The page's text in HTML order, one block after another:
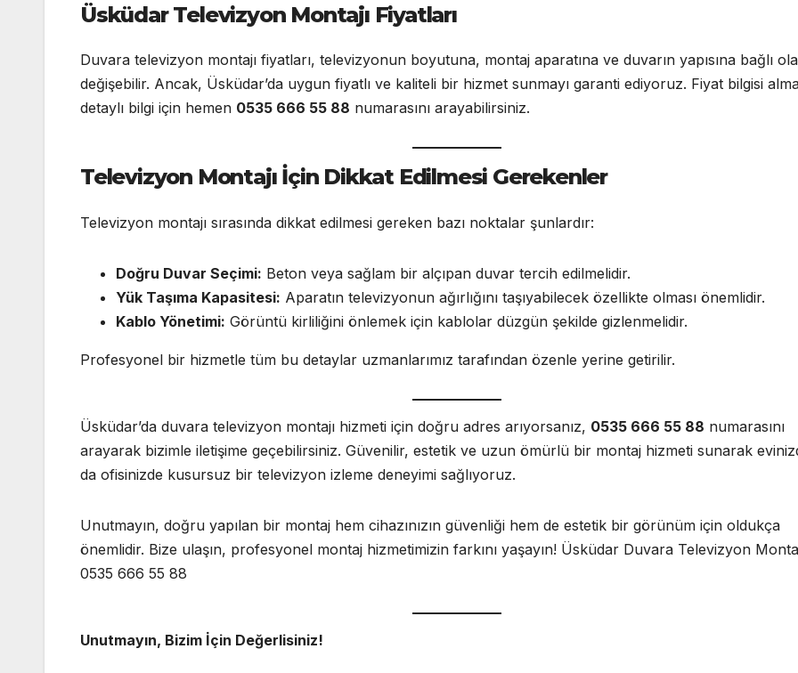
Üsküdar Televizyon Montajı Fiyatları
Duvara televizyon montajı fiyatları, televizyonun boyutuna, montaj aparatına ve duvarın yapısına bağlı
değişebilir. Ancak, Üsküdar’da uygun fiyatlı ve kaliteli bir hizmet sunmayı garanti ediyoruz. Fiyat bilgisi
detaylı bilgi için hemen 0535 666 55 88 numarasını arayabilirsiniz.
Televizyon Montajı İçin Dikkat Edilmesi Gerekenler
Televizyon montajı sırasında dikkat edilmesi gereken bazı noktalar şunlardır:
Doğru Duvar Seçimi: Beton veya sağlam bir alçıpan duvar tercih edilmelidir.
Yük Taşıma Kapasitesi: Aparatın televizyonun ağırlığını taşıyabilecek özellikte olması önemlidir.
Kablo Yönetimi: Görüntü kirliliğini önlemek için kablolar düzgün şekilde gizlenmelidir.
Profesyonel bir hizmetle tüm bu detaylar uzmanlarımız tarafından özenle yerine getirilir.
Üsküdar’da duvara televizyon montajı hizmeti için doğru adres arıyorsanız, 0535 666 55 88 numarasını
arayarak bizimle iletişime geçebilirsiniz. Güvenilir, estetik ve uzun ömürlü bir montaj hizmeti sunarak
da ofisinizde kusursuz bir televizyon izleme deneyimi sağlıyoruz.
Unutmayın, doğru yapılan bir montaj hem cihazınızın güvenliği hem de estetik bir görünüm için oldukça
önemlidir. Bize ulaşın, profesyonel montaj hizmetimizin farkını yaşayın! Üsküdar Duvara Televizyon
0535 666 55 88
Unutmayın, Bizim İçin Değerlisiniz!